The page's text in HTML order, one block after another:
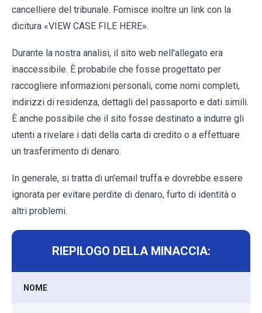
cancelliere del tribunale. Fornisce inoltre un link con la
dicitura «VIEW CASE FILE HERE».
Durante la nostra analisi, il sito web nell'allegato era
inaccessibile. È probabile che fosse progettato per
raccogliere informazioni personali, come nomi completi,
indirizzi di residenza, dettagli del passaporto e dati simili.
È anche possibile che il sito fosse destinato a indurre gli
utenti a rivelare i dati della carta di credito o a effettuare
un trasferimento di denaro.
In generale, si tratta di un'email truffa e dovrebbe essere
ignorata per evitare perdite di denaro, furto di identità o
altri problemi.
RIEPILOGO DELLA MINACCIA:
NOME